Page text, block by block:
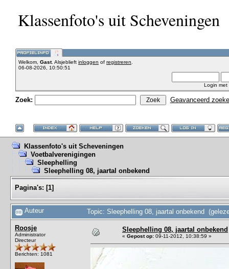
Klassenfoto's uit Scheveningen
Welkom, Gast. Alsjeblieft inloggen of registreren
06-08-2026, 10:50:51
Login met
Zoek: Geavanceerd
Klassenfoto's uit Scheveningen
Voetbalverenigingen
Sleephelling
Sleephelling 08, jaartal onbekend
Pagina's: [1]
Auteur Topic: Sleephelling 08, jaartal onbekend
Roosje
Administrator
Directeur
Berichten: 1081
Sleephelling 08, jaartal onbekend
« Gepost op: 09-11-2012, 10:38:59 »